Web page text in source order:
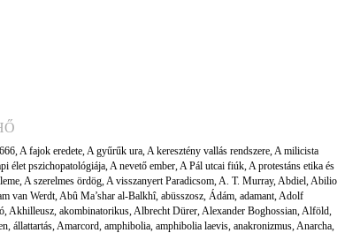
666,A fajok eredete,A gyűrűk ura,A keresztény vallás rendszere,A milicista
élet pszichopatológiája,A nevető ember,A Pál utcai fiúk,A protestáns etika és
,A szerelmes ördög,A visszanyert Paradicsom,A. T. Murray,Abdiel,Abilio
van Werdt,Abû Ma’shar al-Balkhî, abüsszosz, Ádám, adamant,Adolf
,Akhilleusz, akombinatorikus,Albrecht Dürer,Alexander Boghossian,Alföld,
, állattartás,Amarcord, amphibolia, amphibolia laevis, anakronizmus,Anarcha,